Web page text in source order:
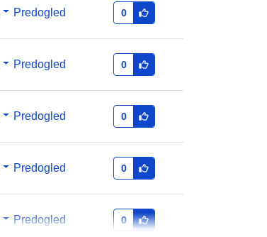
Predogled 0
Predogled 0
Predogled 0
Predogled 0
Predogled 0